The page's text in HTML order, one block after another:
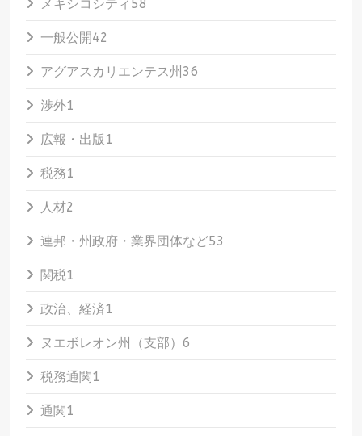
メキシコシティ 58
一般公開42
アグアスカリエンテス州 36
渉外1
広報・出版1
税務1
人材2
連邦・州政府・業界団体など53
関税1
政治、経済1
ヌエボレオン州（支部） 6
税務通関1
通関1